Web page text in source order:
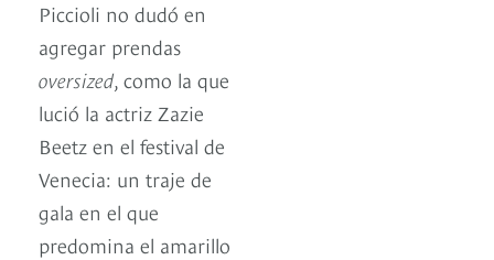
Piccioli no dudó en
agregar prendas
oversized, como la que
lució la actriz Zazie
Beetz en el festival de
Venecia: un traje de
gala en el que
predomina el amarillo